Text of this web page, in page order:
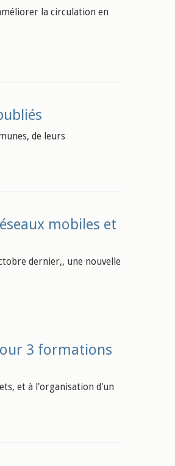
la circulation en
de leurs
mobiles et
dernier,, une nouvelle
3 formations
et à l'organisation d'un